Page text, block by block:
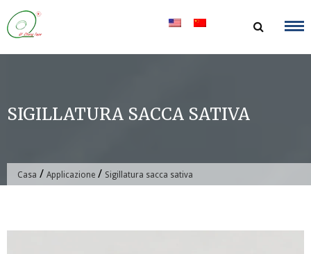
Salta
al
contenuto
SIGILLATURA SACCA SATIVA
Casa / Applicazione / Sigillatura sacca sativa